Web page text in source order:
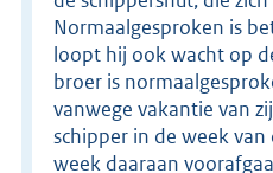
Normaalgesproken is
loopt hij ook wacht op
broer is
vanwege vakantie van
schipper in de week
week daaraan